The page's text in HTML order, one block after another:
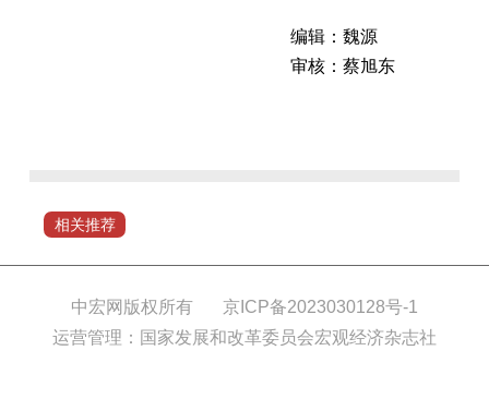
编辑：魏源
审核：蔡旭东
省
业
相关推荐
中宏网版权所有
京ICP备2023030128号-1
运营管理：国家发展和改革委员会宏观经济杂志社